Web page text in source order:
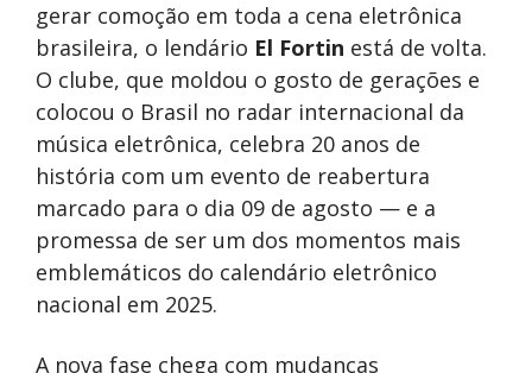
gerar comoção em toda a cena eletrônica
brasileira, o lendário El Fortin está de volta.
O clube, que moldou o gosto de gerações e
colocou o Brasil no radar internacional da
música eletrônica, celebra 20 anos de
história com um evento de reabertura
marcado para o dia 09 de agosto — e a
promessa de ser um dos momentos mais
emblemáticos do calendário eletrônico
nacional em 2025.
A nova fase chega com mudanças